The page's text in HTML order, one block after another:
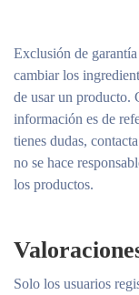
Exclusión de
cambiar los
de usar un producto.
información es de
tienes dudas,
no se hace
los productos.
Solo los usuarios